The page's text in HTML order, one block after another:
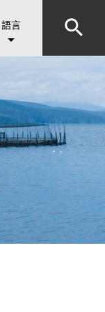
語言
 